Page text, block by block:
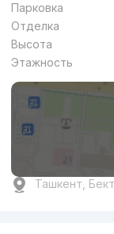
Парковка
Отделка
Высота
Этажность
Ташкент,